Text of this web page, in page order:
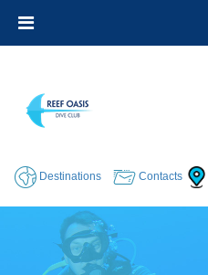
Destinations Contacts